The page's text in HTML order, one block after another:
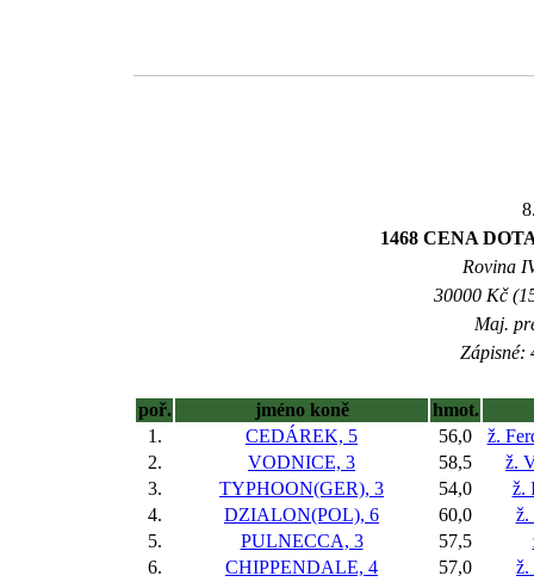
1468 CENA
Rovina
30000 Kč
Maj.
Zápisné:
poř. jméno koně
hmot.
1.
CEDÁREK, 5 56,0
ž.
2.
VODNICE, 3 58,5
ž.
3.
TYPHOON(GER), 3 54,0
ž.
4.
DZIALON(POL), 6 60,0
ž.
5.
PULNECCA, 3 57,5
6.
CHIPPENDALE, 4 57,0
ž.